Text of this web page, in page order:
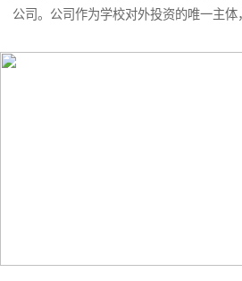
产品展厅
公司。公司作为学校对外投资的唯一主
务。现因公司经营发展需要，特面向社会